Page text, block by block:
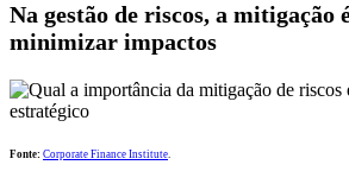
Na gestão de riscos, a mitigação
minimizar impactos
Fonte: Corporate Finance Institute.